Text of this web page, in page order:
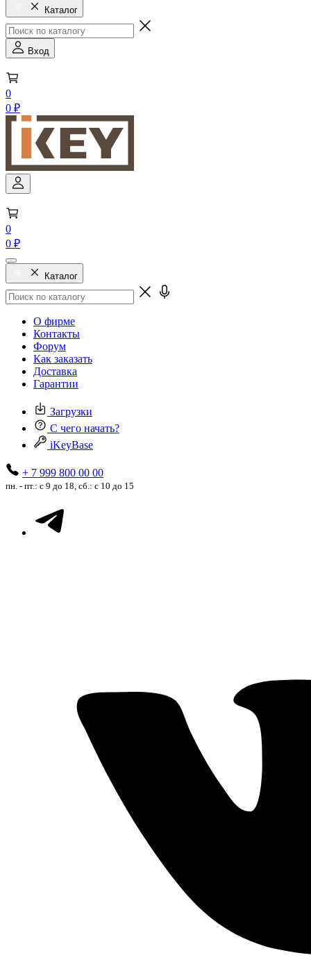
Каталог
Вход
0
0 ₽
0
0 ₽
Каталог
О фирме
Контакты
Форум
Как заказать
Доставка
Гарантии
Загрузки
С чего начать?
iKeyBase
+ 7 999 800 00 00
пн. - пт.: с 9 до 18, сб.: с 10 до 15